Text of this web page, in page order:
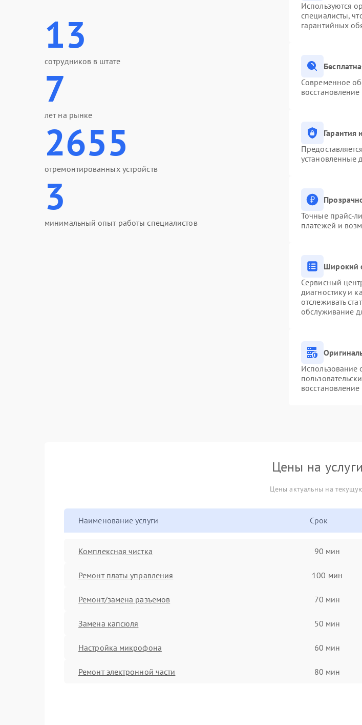
13
сотрудников в штате
7
лет на рынке
2655
отремонтированных устройств
3
минимальный опыт работы специалистов
Используются
специалисты,
гарантийных
Современное
Гарантия
установленные
Точные прайс-
платежей и
Широкий
Сервисный
диагностику и
отслеживать
обслуживание
Использование
Цены на
Цены актуальны на
Наименование услуги Срок
Комплексная чистка 90 мин
Ремонт платы управления 100 мин
Ремонт/замена разъемов 70 мин
Замена капсюля 50 мин
Настройка микрофона 60 мин
Ремонт электронной части 80 мин